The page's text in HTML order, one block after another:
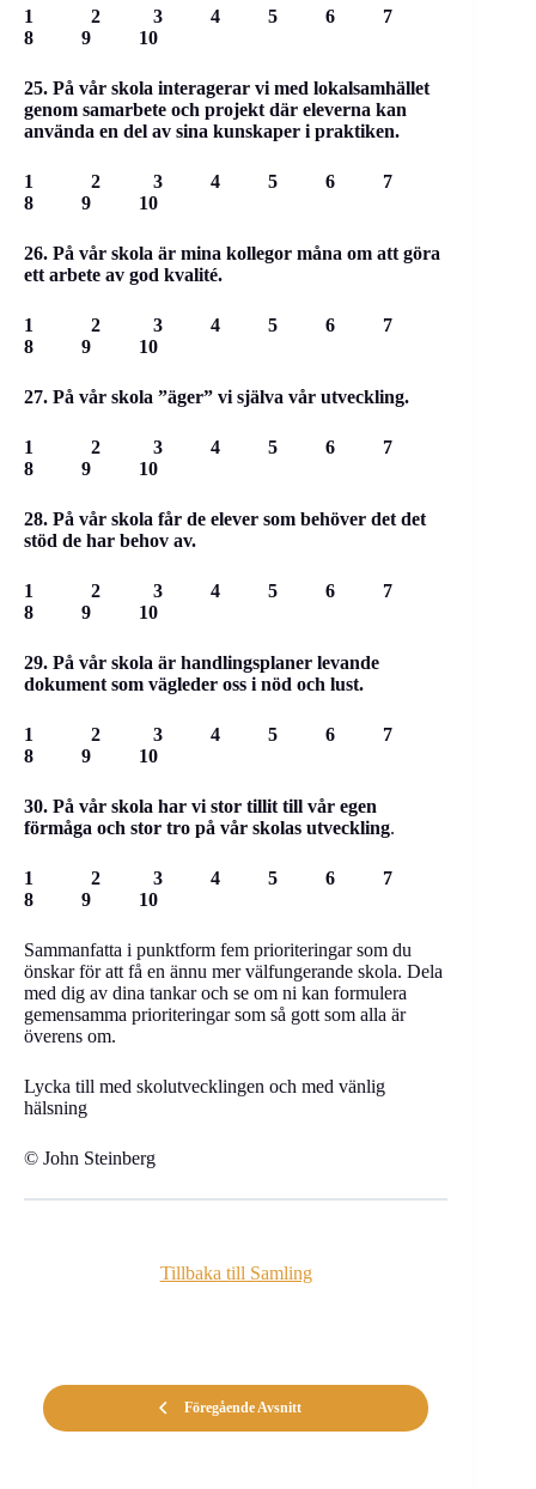
1 2 3 4 5 6 7
8 9 10
25. På vår skola interagerar vi med lokalsamhället
genom samarbete och projekt där eleverna kan
använda en del av sina kunskaper i praktiken.
1 2 3 4 5 6 7
8 9 10
26. På vår skola är mina kollegor måna om att göra
ett arbete av god kvalité.
1 2 3 4 5 6 7
8 9 10
27. På vår skola ”äger” vi själva vår utveckling.
1 2 3 4 5 6 7
8 9 10
28. På vår skola får de elever som behöver det det
stöd de har behov av.
1 2 3 4 5 6 7
8 9 10
29. På vår skola är handlingsplaner levande
dokument som vägleder oss i nöd och lust.
1 2 3 4 5 6 7
8 9 10
30. På vår skola har vi stor tillit till vår egen
förmåga och stor tro på vår skolas utveckling.
1 2 3 4 5 6 7
8 9 10
Sammanfatta i punktform fem prioriteringar som du
önskar för att få en ännu mer välfungerande skola. Dela
med dig av dina tankar och se om ni kan formulera
gemensamma prioriteringar som så gott som alla är
överens om.
Lycka till med skolutvecklingen och med vänlig
hälsning
© John Steinberg
Föregående Avsnitt
Tillbaka till Samling